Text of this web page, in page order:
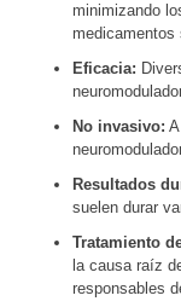
minimizando
Eficacia:
No invasivo:
Resultados
suelen durar
Tratamiento
la causa raíz
responsables